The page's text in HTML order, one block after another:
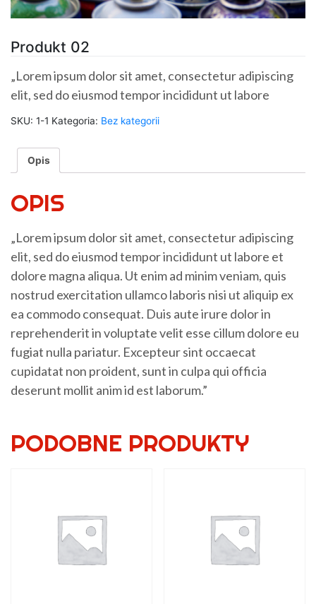
Produkt 02
„Lorem ipsum dolor sit amet, consectetur adipiscing
elit, sed do eiusmod tempor incididunt ut labore
SKU: 1-1 Kategoria: Bez kategorii
Opis
OPIS
„Lorem ipsum dolor sit amet, consectetur adipiscing
elit, sed do eiusmod tempor incididunt ut labore et
dolore magna aliqua. Ut enim ad minim veniam, quis
nostrud exercitation ullamco laboris nisi ut aliquip ex
ea commodo consequat. Duis aute irure dolor in
reprehenderit in voluptate velit esse cillum dolore eu
fugiat nulla pariatur. Excepteur sint occaecat
cupidatat non proident, sunt in culpa qui officia
deserunt mollit anim id est laborum.”
PODOBNE PRODUKTY